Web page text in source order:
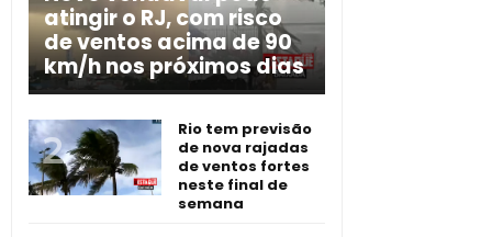
atingir o RJ, com risco
de ventos acima de 90
km/h nos próximos dias
Rio tem previsão
de nova rajadas
de ventos fortes
neste final de
semana